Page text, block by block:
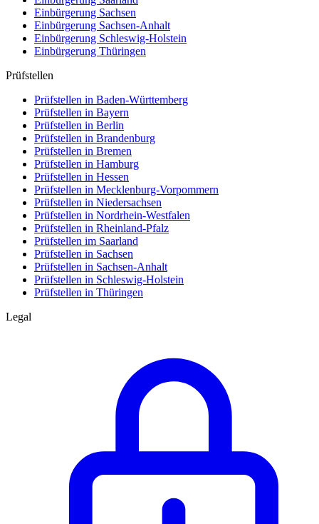
Einbürgerung Sachsen
Einbürgerung Sachsen-Anhalt
Einbürgerung Schleswig-Holstein
Einbürgerung Thüringen
Prüfstellen
Prüfstellen in Baden-Württemberg
Prüfstellen in Bayern
Prüfstellen in Berlin
Prüfstellen in Brandenburg
Prüfstellen in Bremen
Prüfstellen in Hamburg
Prüfstellen in Hessen
Prüfstellen in Mecklenburg-Vorpommern
Prüfstellen in Niedersachsen
Prüfstellen in Nordrhein-Westfalen
Prüfstellen in Rheinland-Pfalz
Prüfstellen im Saarland
Prüfstellen in Sachsen
Prüfstellen in Sachsen-Anhalt
Prüfstellen in Schleswig-Holstein
Prüfstellen in Thüringen
Legal